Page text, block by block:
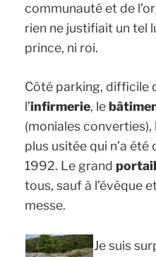
communauté et de
rien ne justifiait un tel
prince, ni roi.
Côté parking, difficile
l’infirmerie, le
(moniales converties),
plus usitée qui n’a été
1992. Le grandportail
tous, sauf à l’évêque
messe.
Je suis